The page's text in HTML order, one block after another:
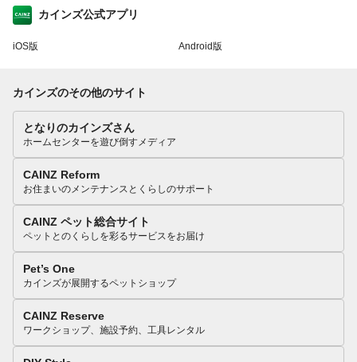
カインズ公式アプリ
iOS版 Android版
カインズのその他のサイト
となりのカインズさん
ホームセンターを遊び倒すメディア
CAINZ Reform
お住まいのメンテナンスとくらしのサポート
CAINZ ペット総合サイト
ペットとのくらしを彩るサービスをお届け
Pet’s One
カインズが展開するペットショップ
CAINZ Reserve
ワークショップ、施設予約、工具レンタル